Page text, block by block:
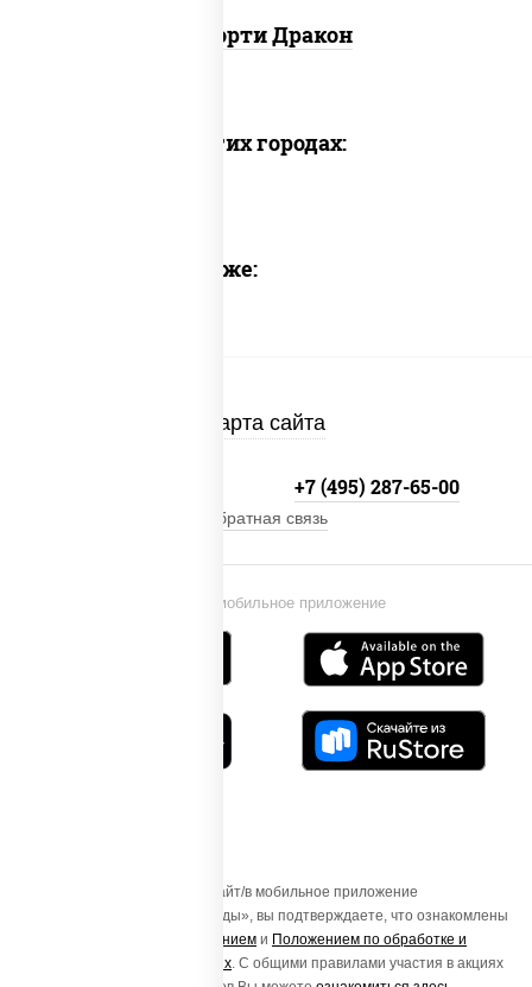
Ассорти Дракон
Доставка в других городах:
Предлагаем также:
Карта сайта
Установи мобильное приложение
+7 (495) 287-65-00
Обратная связь
Осуществляя вход на этот Сайт/в мобильное приложение
«ПиццаСушиВок - доставка еды», вы подтверждаете, что ознакомлены
Пользовательским соглашением и Положением по обработке и
защите персональных данных. С общими правилами участия в акциях